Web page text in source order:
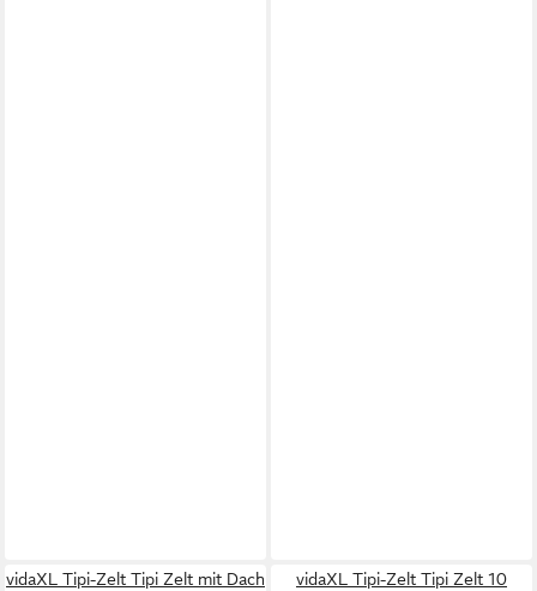
vidaXL Tipi-Zelt Tipi Zelt mit Dach
vidaXL Tipi-Zelt Tipi Zelt 10